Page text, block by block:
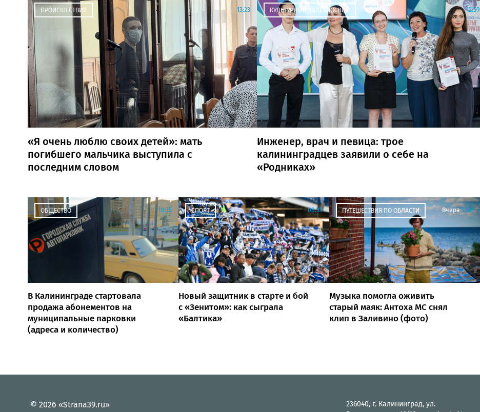
ПРОИСШЕСТВИЯ 13:23
«Я очень люблю своих детей»: мать
погибшего мальчика выступила с
последним словом
КУЛЬТУРНЫЙ КАЛЕЙДОСКОП 12:59
Инженер, врач и певица: трое
калининградцев заявили о себе на
«Родниках»
ОБЩЕСТВО 10:35
В Калининграде стартовала
продажа абонементов на
муниципальные парковки
(адреса и количество)
СПОРТ 08:33
Новый защитник в старте и бой
с «Зенитом»: как сыграла
«Балтика»
ПУТЕШЕСТВИЯ ПО ОБЛАСТИ Вчера 17:41
Музыка помогла оживить
старый маяк: Антоха МС снял
клип в Заливино (фото)
© 2026 «Strana39.ru»
236040, г. Калининград, ул.